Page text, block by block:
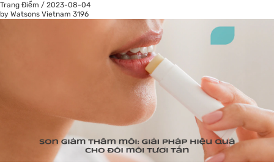
Trang Điểm / 2023-08-04
by Watsons Vietnam 3196